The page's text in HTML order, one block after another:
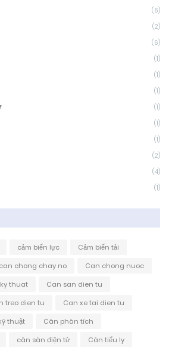
(6)
(2)
(6)
(1)
(1)
(1)
(1)
(1)
(1)
(2)
(4)
(1)
cảm biến lực
Cảm biến tải
can chong chay no
Can chong nuoc
thuat
Can san dien tu
treo dien tu
Can xe tai dien tu
thuật
Cân phân tích
cân sàn điện tử
Cân tiểu ly